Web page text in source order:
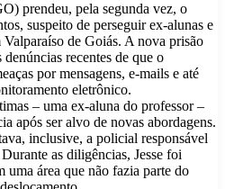
prendeu, pela segunda vez, o
suspeito de perseguir ex-alunas e
de Goiás. A nova prisão
recentes de que o
por mensagens, e-mails e até
eletrônico.
– uma ex-aluna do professor –
após ser alvo de novas abordagens.
inclusive, a policial responsável
as diligências, Jesse foi
área que não fazia parte do